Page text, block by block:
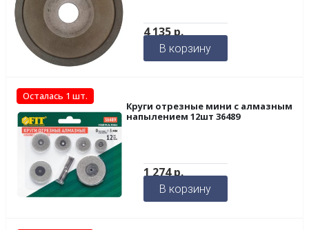
4 135р.
В корзину
Осталась 1 шт.
Круги отрезные мини с алмазным
напылением 12шт 36489
1 274р.
В корзину